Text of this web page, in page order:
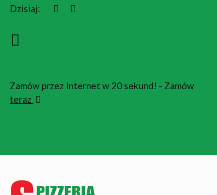
Dzisiaj:
Zamów przez Internet w 20 sekund! - Zamów
teraz